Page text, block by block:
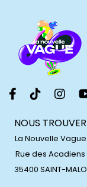
NOUS TROUVER
La Nouvelle Vague
Rue des Acadiens
35400 SAINT-MALO